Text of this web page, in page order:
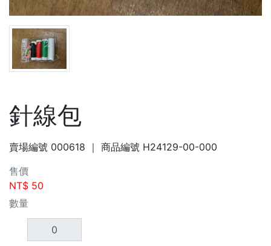
針線包
賣場編號 000618 ｜ 商品編號 H24129-00-000
售價
NT$ 50
數量